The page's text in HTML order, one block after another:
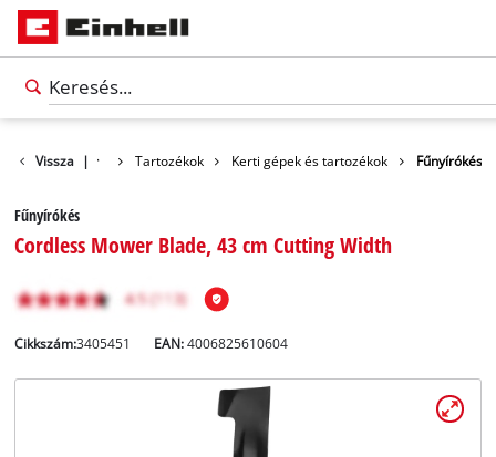
Vissza | Tartozékok Kerti gépek és tartozékok Fűnyírókés
Fűnyírókés
Cordless Mower Blade, 43 cm Cutting Width
Cikkszám:3405451 EAN:4006825610604